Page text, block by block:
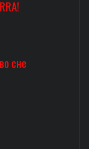
сне